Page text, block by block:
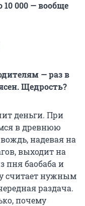
000 — вообще
— раз в
Щедрость?
деньги. При
в древнюю
надевая на
выходит на
пня баобаба и
считает нужным
раздача.
почему